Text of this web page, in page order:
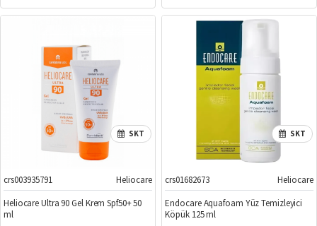
SKT
crs003935791
Heliocare
Heliocare Ultra 90 Gel Krem Spf50+ 50
ml
SKT
crs01682673
Heliocare
Endocare Aquafoam Yüz Temizleyici
Köpük 125 ml